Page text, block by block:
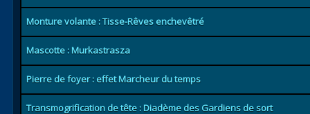
Monture volante : Tisse-Rêves enchevêtré
Mascotte : Murkastrasza
Pierre de foyer : effet Marcheur du temps
Transmogrification de tête : Diadème des Gardiens de sort